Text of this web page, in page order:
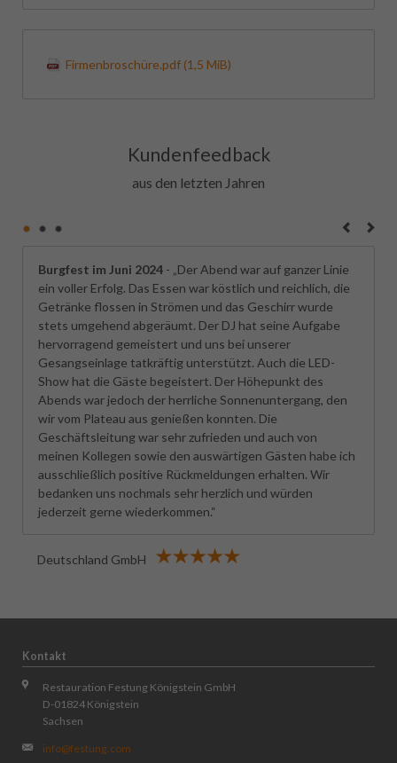
Firmenbroschüre.pdf (1,5 MiB)
Kundenfeedback
aus den letzten Jahren
Burgfest im Juni 2024 - „Der Abend war auf ganzer Linie
ein voller Erfolg. Das Essen war köstlich und reichlich, die
Getränke flossen in Strömen und das Geschirr wurde
stets umgehend abgeräumt. Der DJ hat seine Aufgabe
hervorragend gemeistert und uns bei unserer
Gesangseinlage tatkräftig unterstützt. Auch die LED-
Show hat die Gäste begeistert. Der Höhepunkt des
Abends war jedoch der herrliche Sonnenuntergang, den
wir vom Plateau aus genießen konnten. Die
Geschäftsleitung war sehr zufrieden und auch von
meinen Kollegen sowie den auswärtigen Gästen habe ich
ausschließlich positive Rückmeldungen erhalten. Wir
bedanken uns nochmals sehr herzlich und würden
jederzeit gerne wiederkommen.“
Deutschland GmbH
Kontakt
Restauration Festung Königstein GmbH
D-01824 Königstein
Sachsen
info@festung.com